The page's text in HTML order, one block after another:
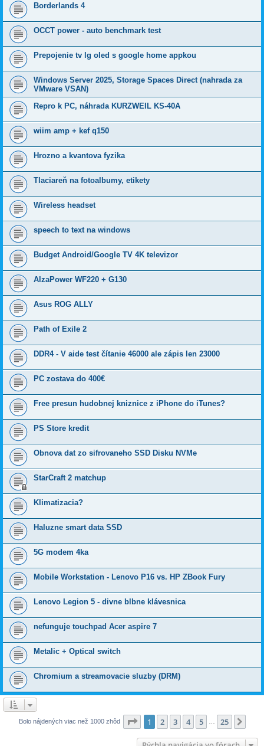
Borderlands 4
OCCT power - auto benchmark test
Prepojenie tv lg oled s google home appkou
Windows Server 2025, Storage Spaces Direct (nahrada za
VMware VSAN)
Repro k PC, náhrada KURZWEIL KS-40A
wiim amp + kef q150
Hrozno a kvantova fyzika
Tlaciareň na fotoalbumy, etikety
Wireless headset
speech to text na windows
Budget Android/Google TV 4K televizor
AlzaPower WF220 + G130
Asus ROG ALLY
Path of Exile 2
DDR4 - V aide test čítanie 46000 ale zápis len 23000
PC zostava do 400€
Free presun hudobnej kniznice z iPhone do iTunes?
PS Store kredit
Obnova dat zo sifrovaneho SSD Disku NVMe
StarCraft 2 matchup
Klimatizacia?
Haluzne smart data SSD
5G modem 4ka
Mobile Workstation - Lenovo P16 vs. HP ZBook Fury
Lenovo Legion 5 - divne blbne klávesnica
nefunguje touchpad Acer aspire 7
Metalic + Optical switch
Chromium a streamovacie sluzby (DRM)
Bolo nájdených viac než 1000 zhôd Strana1 z25
1 2 3 4 5 25